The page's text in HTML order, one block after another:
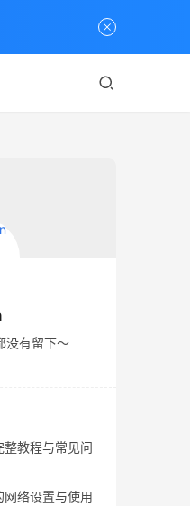
没有留下～
教程与常见问
络设置与使用